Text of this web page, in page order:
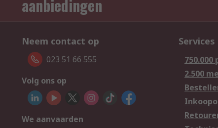
aanbiedingen
Neem contact op
023 51 66 555
Volg ons op
We aanvaarden
Services
2.500